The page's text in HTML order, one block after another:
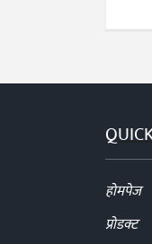
होमपेज
प्रोडक्ट